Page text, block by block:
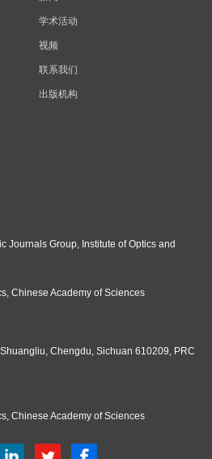
学术活动
视频
联系我们
出版机构
Journals Group, Institute of Optics and
Chinese Academy of Sciences
Chengdu, Sichuan 610209, PRC
Chinese Academy of Sciences